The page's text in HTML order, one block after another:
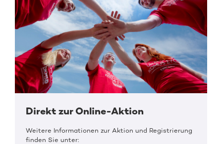
Direkt zur Online-Aktion
Weitere Informationen zur Aktion und Registrierung
finden Sie unter: